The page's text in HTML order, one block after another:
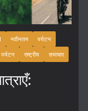
नवीनतम
पर्यटन
राष्ट्रीय समाचार